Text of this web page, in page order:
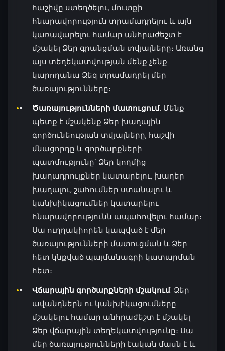
հաշիվը ստեղծելու, մուտքի
հնարավորություն տրամադրելու և այն
կառավարելու համար անհրաժեշտ է
մշակել Ձեր գրանցման տվյալները։ Առանց
այս տեղեկատվության մենք չենք
կարողանա Ձեզ տրամադրել մեր
ծառայությունները։
Ծառայությունների մատուցում. Մենք
պետք է մշակենք Ձեր խաղային
գործունեության տվյալները, հաշվի
մնացորդը և գործարքների
պատմությունը՝ Ձեր կողմից
խաղադրույքներ կատարելու, խաղեր
խաղալու, շահումներ ստանալու և
կանխիկացումներ կատարելու
հնարավորությունն ապահովելու համար։
Սա ուղղակիորեն կապված է մեր
ծառայությունների մատուցման և Ձեր
հետ կնքված պայմանագրի կատարման
հետ։
Վճարային գործարքների մշակում. Ձեր
ավանդներն ու կանխիկացումները
մշակելու համար անհրաժեշտ է մշակել
Ձեր վճարային տեղեկատվությունը։ Սա
մեր ծառայությունների էական մասն է և